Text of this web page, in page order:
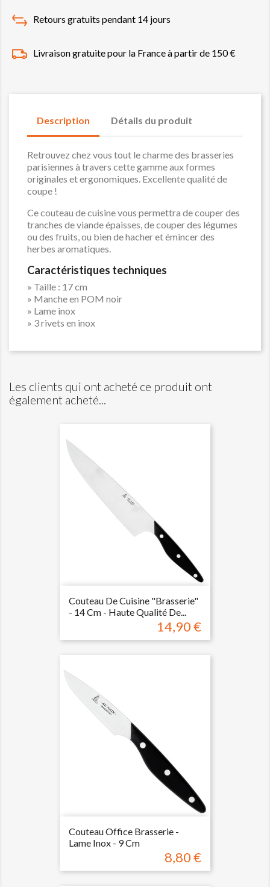
Retours gratuits pendant 14 jours
Livraison gratuite pour la France à partir de 150 €
Description Détails du produit
Retrouvez chez vous tout le charme des brasseries
parisiennes à travers cette gamme aux formes
originales et ergonomiques. Excellente qualité de
coupe !
Ce couteau de cuisine vous permettra de couper des
tranches de viande épaisses, de couper des légumes
ou des fruits, ou bien de hacher et émincer des
herbes aromatiques.
Caractéristiques techniques
» Taille : 17 cm
» Manche en POM noir
» Lame inox
» 3 rivets en inox
Les clients qui ont acheté ce produit ont
également acheté...
Couteau De Cuisine "brasserie"
- 14 Cm - Haute Qualité De...
Prix
14,90 €
Couteau Office Brasserie -
Lame Inox - 9 Cm
Prix
8,80 €